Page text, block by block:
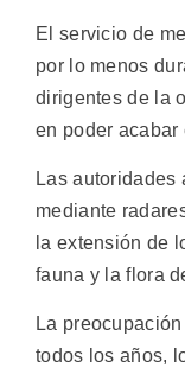
El servicio de
por lo menos
dirigentes de la
en poder acabar
Las autoridades
mediante
la extensión de
fauna y la flora
La
todos los años,